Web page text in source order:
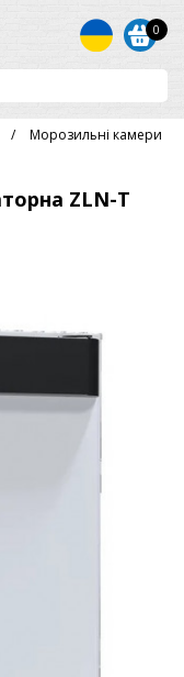
0
Морозильні камери
ZLN-T